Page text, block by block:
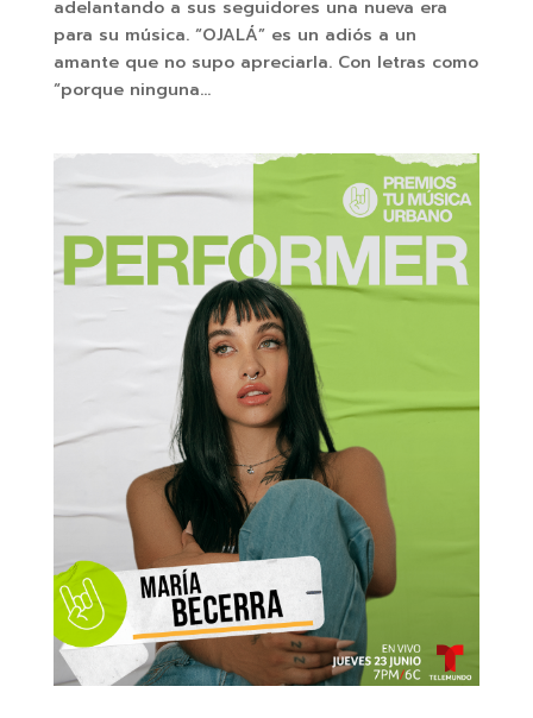
adelantando a sus seguidores una nueva era
para su música. “OJALÁ” es un adiós a un
amante que no supo apreciarla. Con letras como
“porque ninguna...